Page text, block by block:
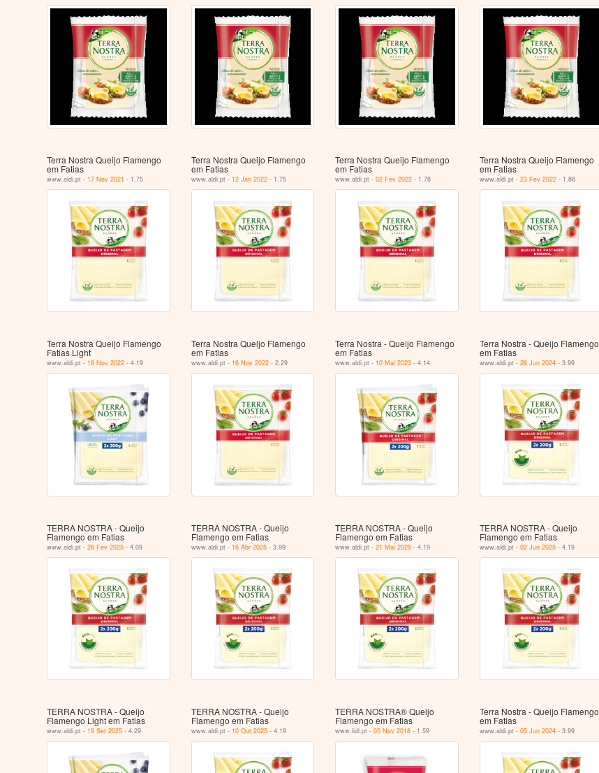
Terra Nostra Queijo Flamengo
em Fatias
www.aldi.pt - 17 Nov 2021 - 1.75
Terra Nostra Queijo Flamengo
em Fatias
www.aldi.pt - 12 Jan 2022- 1.75
Terra Nostra Queijo Flamengo
em Fatias
www.aldi.pt -02 Fev 2022 - 1.78
Terra Nostra Queijo Flamengo
em Fatias
www.aldi.pt - 23 Fev 2022- 1.86
Terra Nostra Queijo Flamengo
Fatias Light
www.aldi.pt - 18 Nov 2022 - 4.19
Terra Nostra Queijo Flamengo
em Fatias
www.aldi.pt - 16 Nov 2022- 2.29
Terra Nostra - Queijo Flamengo
em Fatias
www.aldi.pt - 10 Mai 2023 - 4.14
Terra Nostra - Queijo Flamengo
em Fatias
www.aldi.pt - 26 Jun 2024- 3.99
TERRA NOSTRA - Queijo
Flamengo em Fatias
www.aldi.pt -26 Fev 2025 - 4.09
TERRA NOSTRA - Queijo
Flamengo em Fatias
www.aldi.pt - 16 Abr 2025- 3.99
TERRA NOSTRA - Queijo
Flamengo em Fatias
www.aldi.pt -21 Mai 2025 - 4.19
TERRA NOSTRA - Queijo
Flamengo em Fatias
www.aldi.pt - 02 Jun 2025- 4.19
TERRA NOSTRA - Queijo
Flamengo Light em Fatias
www.aldi.pt - 19 Set 2025 - 4.29
TERRA NOSTRA - Queijo
Flamengo em Fatias
www.aldi.pt - 10 Out 2025- 4.19
TERRA NOSTRA® Queijo
Flamengo em Fatias
www.lidl.pt -05 Nov 2018 - 1.59
Terra Nostra - Queijo Flamengo
em Fatias
www.aldi.pt - 05 Jun 2024- 3.99